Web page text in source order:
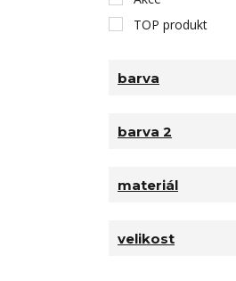
TOP produkt
barva
barva 2
materiál
velikost